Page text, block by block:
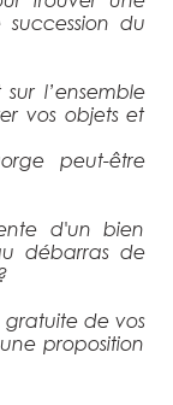
succession du
sur l’ensemble
vos objets et
peut-être
d'un bien
débarras de
gratuite de vos
proposition